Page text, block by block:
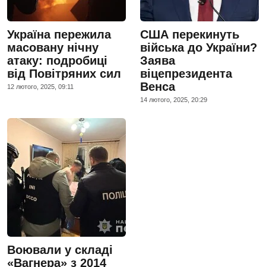
Україна пережила
масовану нічну
атаку: подробиці
від Повітряних сил
12 лютого, 2025, 09:11
США перекинуть
війська до України?
Заява
віцепрезидента
Венса
14 лютого, 2025, 20:29
Воювали у складі
«Вагнера» з 2014